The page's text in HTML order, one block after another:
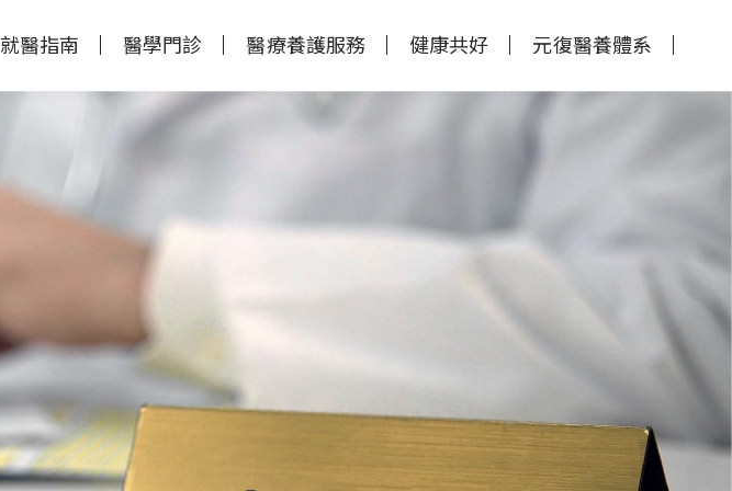
就醫指南 醫學門診 醫療養護服務 健康共好 元復醫養體系